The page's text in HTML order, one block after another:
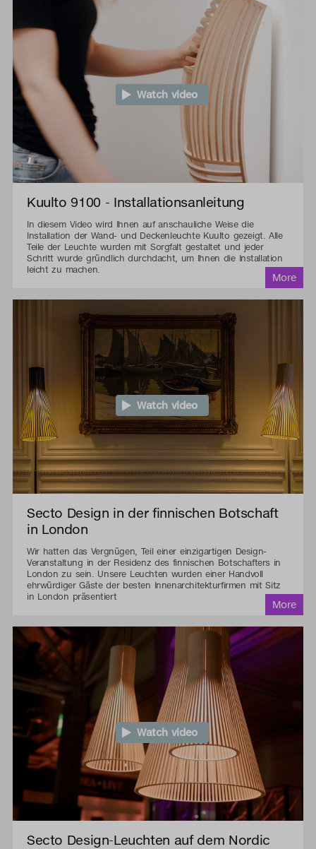
Watch video
Kuulto 9100 - Installationsanleitung
In diesem Video wird Ihnen auf anschauliche Weise die
Installation der Wand- und Deckenleuchte Kuulto gezeigt. Alle
Teile der Leuchte wurden mit Sorgfalt gestaltet und jeder
Schritt wurde gründlich durchdacht, um Ihnen die Installation
leicht zu machen.
Watch video
Secto Design in der finnischen Botschaft
in London
Wir hatten das Vergnügen, Teil einer einzigartigen Design-
Veranstaltung in der Residenz des finnischen Botschafters in
London zu sein. Unsere Leuchten wurden einer Handvoll
ehrwürdiger Gäste der besten Innenarchitekturfirmen mit Sitz
in London präsentiert
Watch video
Secto Design-Leuchten auf dem Nordic